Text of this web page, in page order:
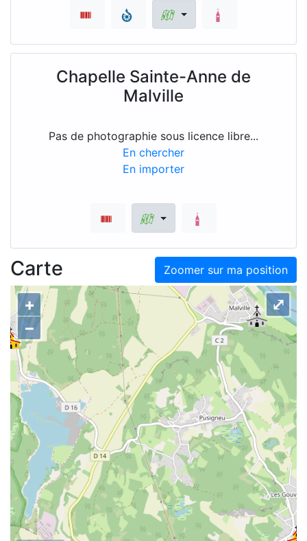
Chapelle Sainte-Anne de
Malville
Pas de photographie sous licence libre...
En chercher
En importer
Zoomer sur ma position
Carte
+
–
⤢